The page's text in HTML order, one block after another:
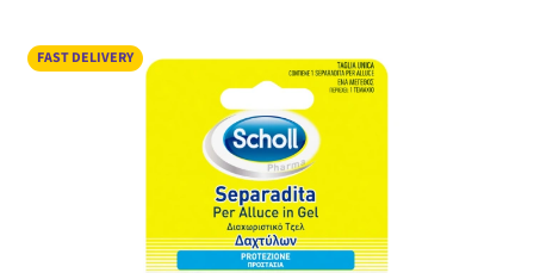
FAST DELIVERY
Main image
Click to view image in fullscreen